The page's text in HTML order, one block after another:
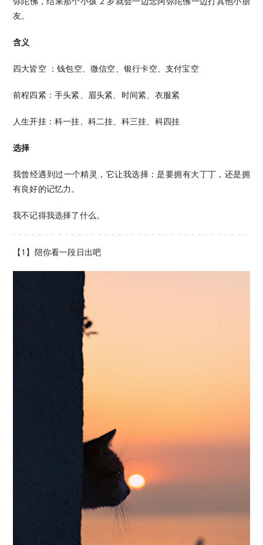
友。
含义
四大皆空 ：钱包空、微信空、银行卡空、支付宝空
前程四紧：手头紧、眉头紧、时间紧、衣服紧
人生开挂：科一挂、科二挂、科三挂、科四挂
选择
我曾经遇到过一个精灵，它让我选择：是要拥有大丁丁，还是拥
有良好的记忆力。
我不记得我选择了什么。
【1】陪你看一段日出吧